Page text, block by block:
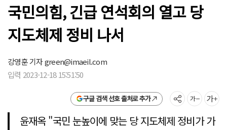
국민의힘, 긴급 연석회의 열고 당
지도체제 정비 나서
강영훈 기자green@imaeil.com
입력 2023-12-18 15:51:50
구글 검색 선호 출처로 추가
윤재옥 "국민 눈높이에 맞는 당 지도체제 정비가 가